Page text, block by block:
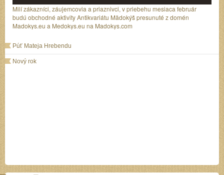
Milí zákazníci, záujemcovia a priaznivci, v priebehu mesiaca február
budú obchodné aktivity Antikvariátu Mädokýš presunuté z domén
Madokys.eu a Medokys.eu na Madokys.com
Púť Mateja Hrebendu
Nový rok